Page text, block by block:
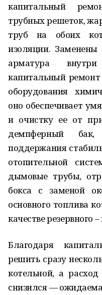
капитальный
трубных решеток,
труб на обоих
изоляции.
арматура
капитальный ремонт
оборудования
оно обеспечивает
и очистку ее от
демпферный бак,
поддержания
отопительной
дымовые трубы,
бокса с заменой
основного топлива
качестве резервного
Благодаря
решить сразу
котельной, а расход
снизился —